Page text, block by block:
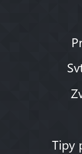
Tipy